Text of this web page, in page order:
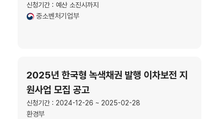
신청기간 : 예산 소진시까지
중소벤처기업부
2025년 한국형 녹색채권 발행 이차보전 지
원사업 모집 공고
신청기간 : 2024-12-26 ~ 2025-02-28
환경부